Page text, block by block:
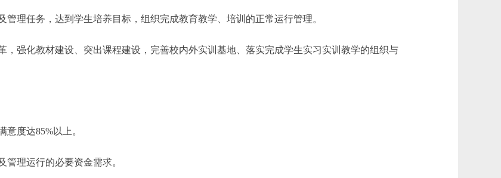
理任务，达到学生培养目标，组织完成教育教学、培训的正常运行管理。
强化教材建设、突出课程建设，完善校内外实训基地、落实完成学生实习实训教学的组织与
度达85%以上。
理运行的必要资金需求。